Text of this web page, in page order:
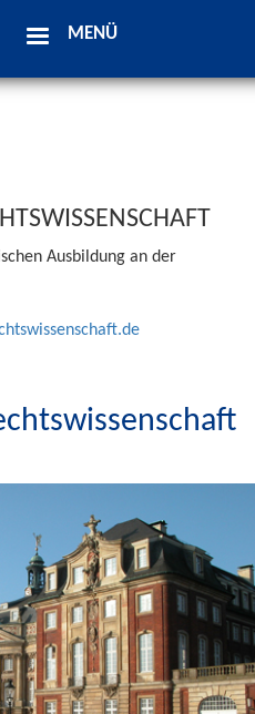
MENÜ
Ausbildung an der